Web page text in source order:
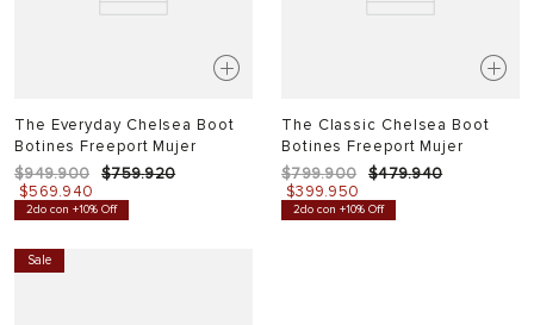
The Everyday Chelsea Boot
Botines Freeport Mujer
$949.900 $759.920
$569.940
2do con +10% Off
The Classic Chelsea Boot
Botines Freeport Mujer
$799.900 $479.940
$399.950
2do con +10% Off
Sale